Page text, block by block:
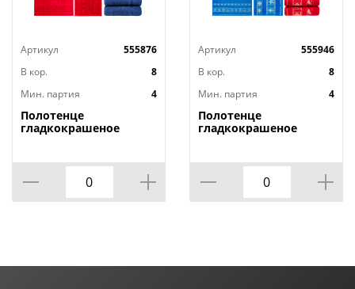
Артикул
555876
В кор.
8
Мин. партия
4
Полотенце
гладкокрашеное
Артикул
555946
В кор.
8
Мин. партия
4
Полотенце
гладкокрашеное